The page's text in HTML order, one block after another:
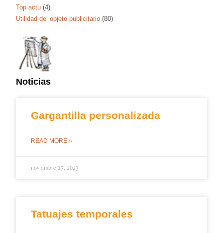
Top actu (4)
Utilidad del objeto publicitario (80)
Noticias
Gargantilla personalizada
READ MORE »
noviembre 17, 2023
Tatuajes temporales